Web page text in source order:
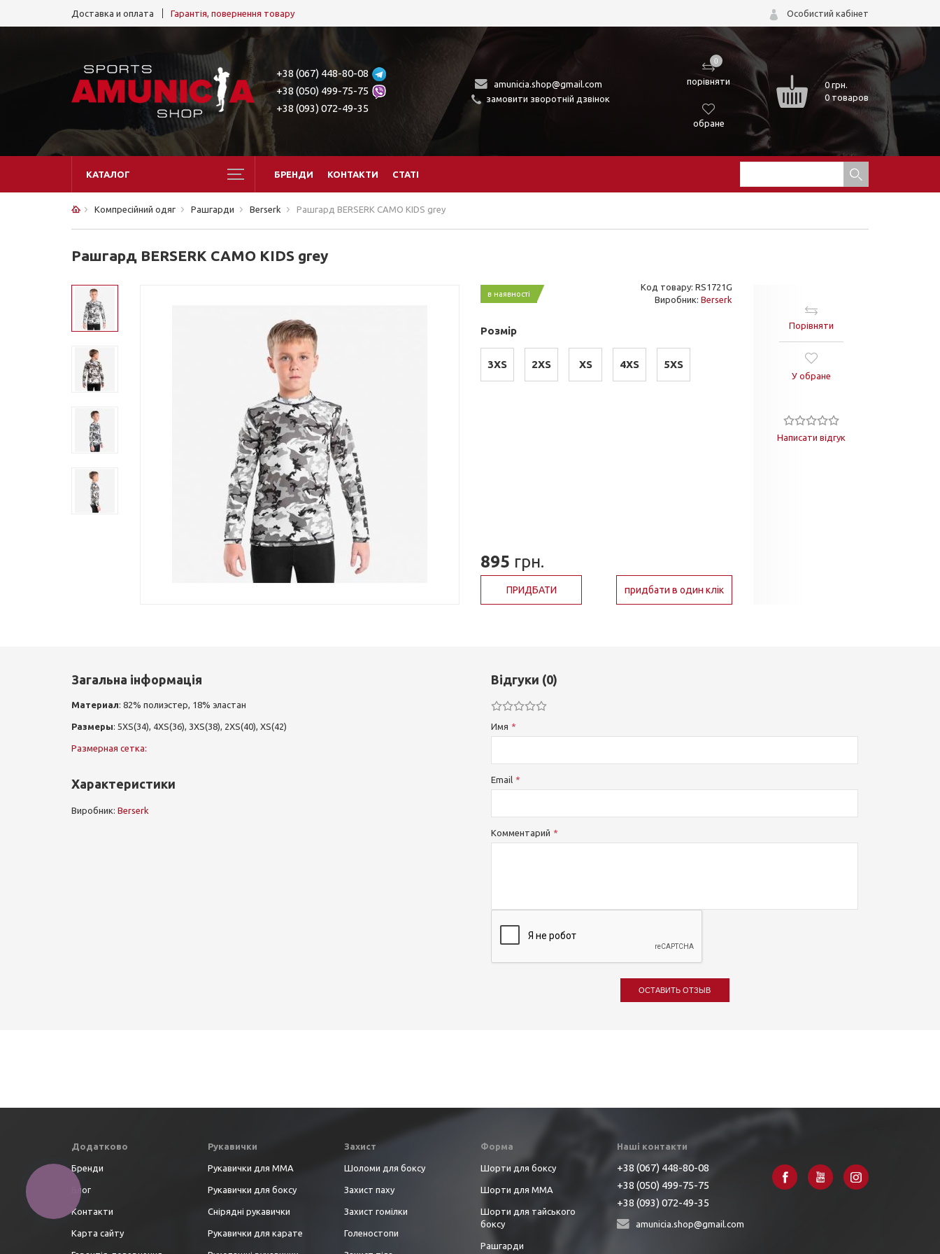
Доставка и оплата Гарантія, повернення товару Особистий кабінет
+38 (067) 448-80-08
+38 (050) 499-75-75
+38 (093) 072-49-35
amunicia.shop@gmail.com
замовити зворотній дзвінок
0
порівняти
обране
0грн.
0 товаров
КАТАЛОГ БРЕНДИ КОНТАКТИ СТАТІ
Компресійний одяг Рашгарди Berserk Рашгард BERSERK CAMO KIDS grey
Рашгард BERSERK CAMO KIDS grey
в наявності
Код товару: RS1721G
Виробник: Berserk
Розмір
3XS 2XS XS 4XS 5XS
895 грн.
ПРИДБАТИ придбати в один клік
Порівняти
У обране
Написати відгук
Загальна інформація
Материал: 82% полиэстер, 18% эластан
Размеры: 5XS(34), 4XS(36), 3XS(38), 2XS(40), XS(42)
Размерная сетка:
Характеристики
Виробник: Berserk
Відгуки (0)
Имя
Email
Комментарий
ОСТАВИТЬ ОТЗЫВ
Додатково
Бренди
Блог
Контакти
Карта сайту
Рукавички
Рукавички для ММА
Рукавички для боксу
Снірядні рукавички
Рукавички для карате
Захист
Шоломи для боксу
Захист паху
Захист гомілки
Голеностопи
Форма
Шорти для боксу
Шорти для ММА
Шорти для тайського
боксу
Рашгарди
Наші контакти
+38 (067) 448-80-08
+38 (050) 499-75-75
+38 (093) 072-49-35
amunicia.shop@gmail.com